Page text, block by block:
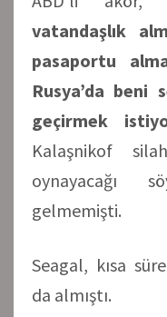
vatandaşlık
pasaportu
Rusya’da beni
geçirmek
Kalaşnikof
oynayacağı
gelmemişti.
Seagal, kısa
da almıştı.